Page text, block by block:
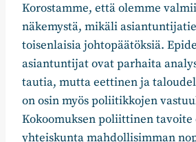
Korostamme, että olemme
näkemystä, mikäli
toisenlaisia johtopäätöksiä.
asiantuntijat ovat parhaita
tautia, mutta eettinen ja
on osin myös poliitikkojen
Kokoomuksen poliittinen tavoite
yhteiskunta mahdollisimman